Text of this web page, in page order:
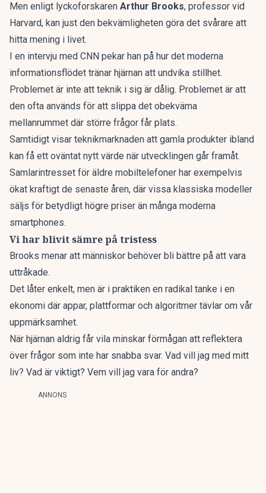
Men enligt lyckoforskaren Arthur Brooks, professor vid
Harvard, kan just den bekvämligheten göra det svårare att
hitta mening i livet.
I en intervju med CNN pekar han på hur det moderna
informationsflödet tränar hjärnan att undvika stillhet.
Problemet är inte att teknik i sig är dålig. Problemet är att
den ofta används för att slippa det obekväma
mellanrummet där större frågor får plats.
Samtidigt visar teknikmarknaden att gamla produkter ibland
kan få ett oväntat nytt värde när utvecklingen går framåt.
Samlarintresset för äldre mobiltelefoner har exempelvis
ökat kraftigt de senaste åren, där vissa klassiska modeller
säljs för betydligt högre priser än många moderna
smartphones.
Vi har blivit sämre på tristess
Brooks menar att människor behöver bli bättre på att vara
uttråkade.
Det låter enkelt, men är i praktiken en radikal tanke i en
ekonomi där appar, plattformar och algoritmer tävlar om vår
uppmärksamhet.
När hjärnan aldrig får vila minskar förmågan att reflektera
över frågor som inte har snabba svar. Vad vill jag med mitt
liv? Vad är viktigt? Vem vill jag vara för andra?
ANNONS